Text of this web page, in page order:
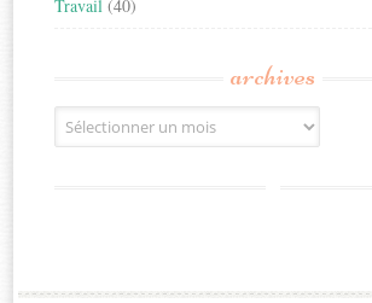
Travail (40)
archives
Archives